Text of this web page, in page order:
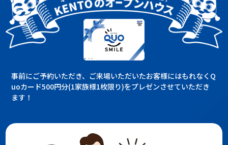
事前にご予約いただき、ご来場いただいたお客様にはもれなくQ
uoカード500円分(1家族様1枚限り)をプレゼンさせていただき
ます！